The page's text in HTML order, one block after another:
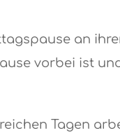
an
vorbei ist
Tagen